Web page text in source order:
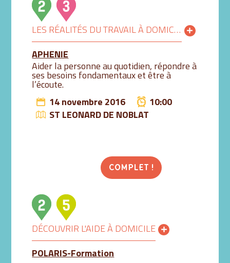
LES RÉALITÉS DU TRAVAIL À DOMICILE
APHENIE
Aider la personne au quotidien, répondre à
ses besoins fondamentaux et être à
l’écoute.
14 novembre 2016
10:00
ST LEONARD DE NOBLAT
COMPLET !
DÉCOUVRIR L'AIDE À DOMICILE
POLARIS-Formation